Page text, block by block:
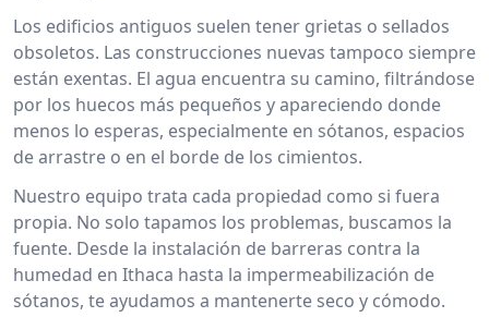
Los edificios antiguos suelen tener grietas o sellados
obsoletos. Las construcciones nuevas tampoco siempre
están exentas. El agua encuentra su camino, filtrándose
por los huecos más pequeños y apareciendo donde
menos lo esperas, especialmente en sótanos, espacios
de arrastre o en el borde de los cimientos.
Nuestro equipo trata cada propiedad como si fuera
propia. No solo tapamos los problemas, buscamos la
fuente. Desde la instalación de barreras contra la
humedad en Ithaca hasta la impermeabilización de
sótanos, te ayudamos a mantenerte seco y cómodo.